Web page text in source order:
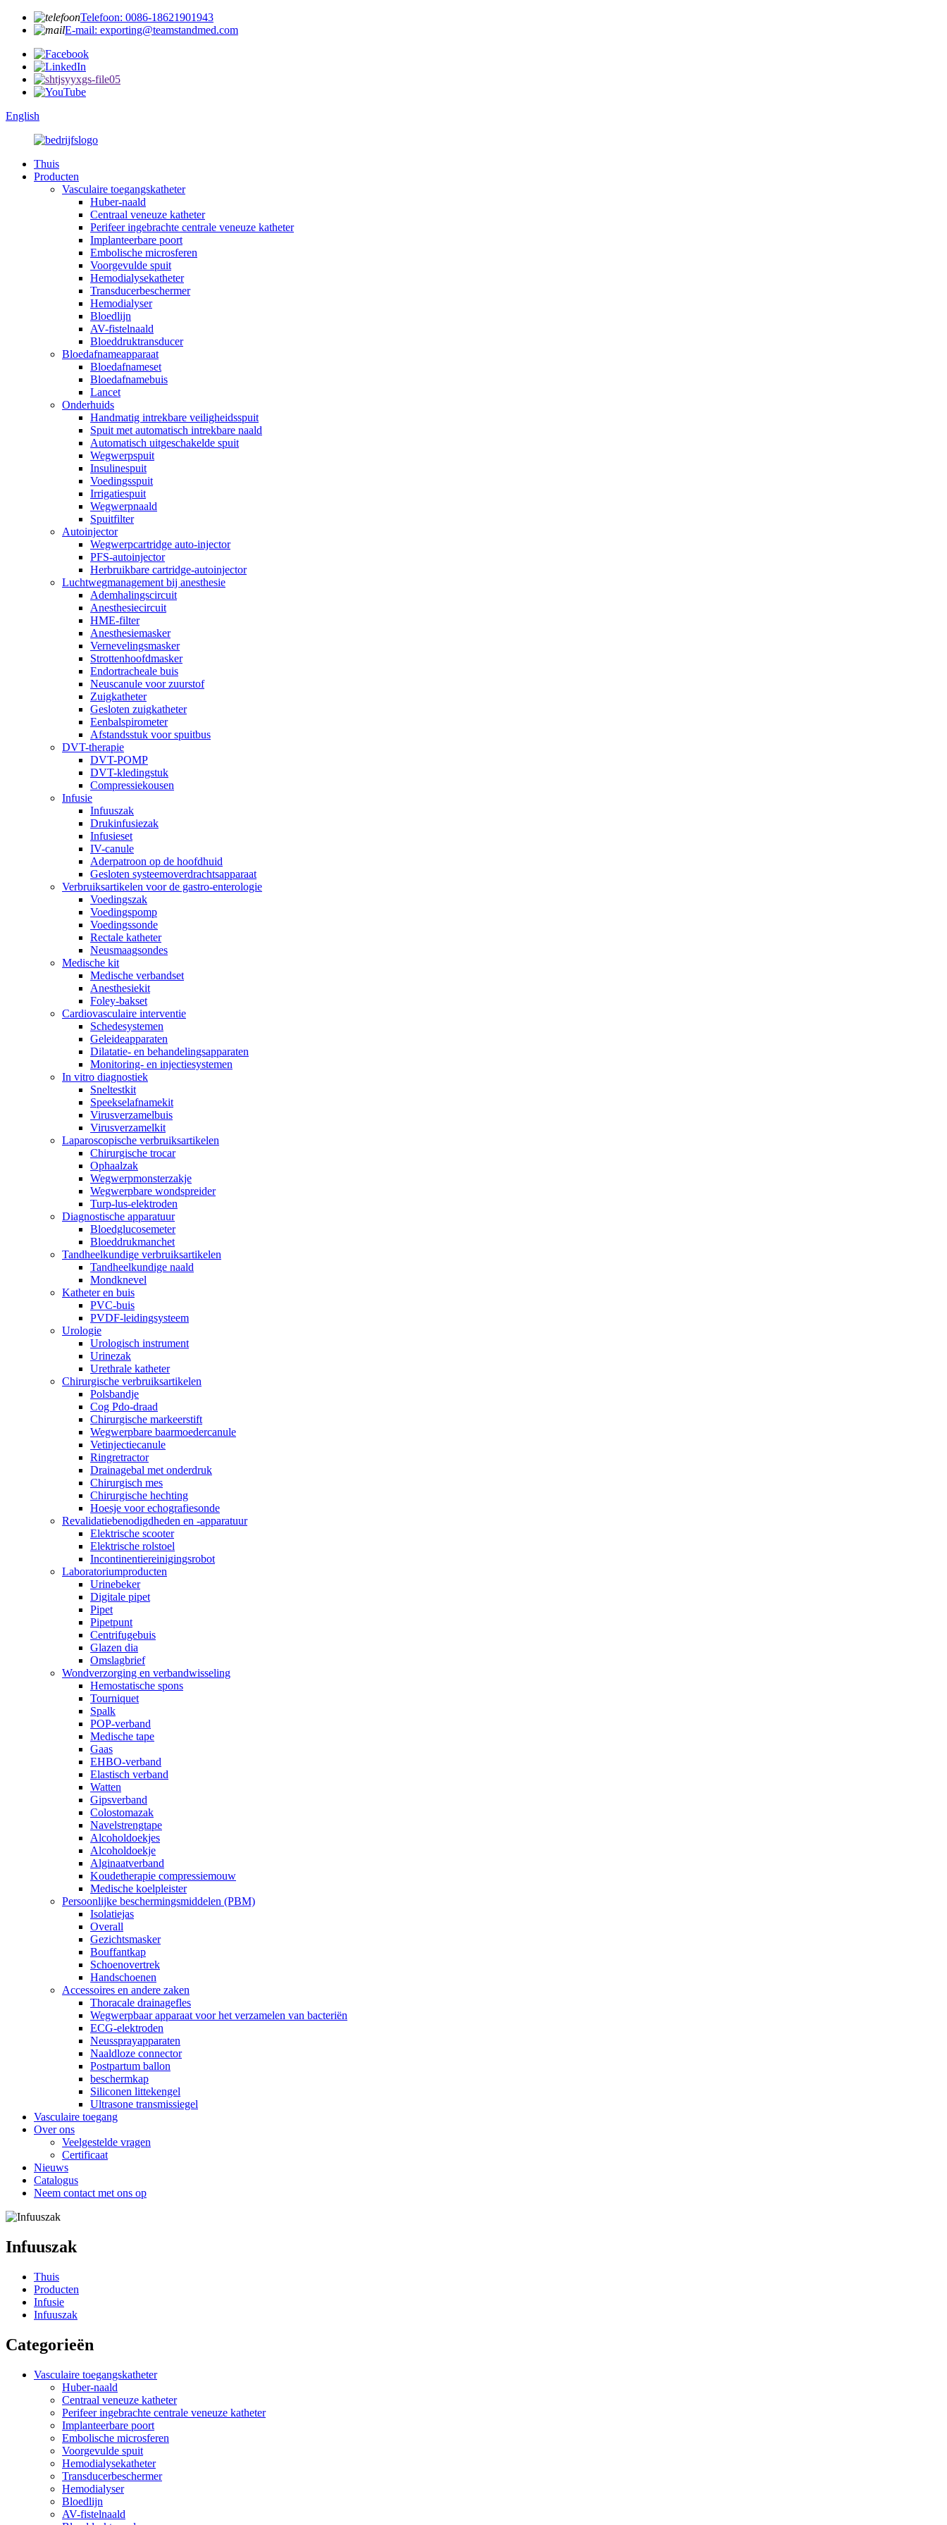
Telefoon: 0086-18621901943
E-mail: exporting@teamstandmed.com
English
Thuis
Producten
Vasculaire toegangskatheter
Huber-naald
Centraal veneuze katheter
Perifeer ingebrachte centrale veneuze katheter
Implanteerbare poort
Embolische microsferen
Voorgevulde spuit
Hemodialysekatheter
Transducerbeschermer
Hemodialyser
Bloedlijn
AV-fistelnaald
Bloeddruktransducer
Bloedafnameapparaat
Bloedafnameset
Bloedafnamebuis
Lancet
Onderhuids
Handmatig intrekbare veiligheidsspuit
Spuit met automatisch intrekbare naald
Automatisch uitgeschakelde spuit
Wegwerpspuit
Insulinespuit
Voedingsspuit
Irrigatiespuit
Wegwerpnaald
Spuitfilter
Autoinjector
Wegwerpcartridge auto-injector
PFS-autoinjector
Herbruikbare cartridge-autoinjector
Luchtwegmanagement bij anesthesie
Ademhalingscircuit
Anesthesiecircuit
HME-filter
Anesthesiemasker
Vernevelingsmasker
Strottenhoofdmasker
Endortracheale buis
Neuscanule voor zuurstof
Zuigkatheter
Gesloten zuigkatheter
Eenbalspirometer
Afstandsstuk voor spuitbus
DVT-therapie
DVT-POMP
DVT-kledingstuk
Compressiekousen
Infusie
Infuuszak
Drukinfusiezak
Infusieset
IV-canule
Aderpatroon op de hoofdhuid
Gesloten systeemoverdrachtsapparaat
Verbruiksartikelen voor de gastro-enterologie
Voedingszak
Voedingspomp
Voedingssonde
Rectale katheter
Neusmaagsondes
Medische kit
Medische verbandset
Anesthesiekit
Foley-bakset
Cardiovasculaire interventie
Schedesystemen
Geleideapparaten
Dilatatie- en behandelingsapparaten
Monitoring- en injectiesystemen
In vitro diagnostiek
Sneltestkit
Speekselafnamekit
Virusverzamelbuis
Virusverzamelkit
Laparoscopische verbruiksartikelen
Chirurgische trocar
Ophaalzak
Wegwerpmonsterzakje
Wegwerpbare wondspreider
Turp-lus-elektroden
Diagnostische apparatuur
Bloedglucosemeter
Bloeddrukmanchet
Tandheelkundige verbruiksartikelen
Tandheelkundige naald
Mondknevel
Katheter en buis
PVC-buis
PVDF-leidingsysteem
Urologie
Urologisch instrument
Urinezak
Urethrale katheter
Chirurgische verbruiksartikelen
Polsbandje
Cog Pdo-draad
Chirurgische markeerstift
Wegwerpbare baarmoedercanule
Vetinjectiecanule
Ringretractor
Drainagebal met onderdruk
Chirurgisch mes
Chirurgische hechting
Hoesje voor echografiesonde
Revalidatiebenodigdheden en -apparatuur
Elektrische scooter
Elektrische rolstoel
Incontinentiereinigingsrobot
Laboratoriumproducten
Urinebeker
Digitale pipet
Pipet
Pipetpunt
Centrifugebuis
Glazen dia
Omslagbrief
Wondverzorging en verbandwisseling
Hemostatische spons
Tourniquet
Spalk
POP-verband
Medische tape
Gaas
EHBO-verband
Elastisch verband
Watten
Gipsverband
Colostomazak
Navelstrengtape
Alcoholdoekjes
Alcoholdoekje
Alginaatverband
Koudetherapie compressiemouw
Medische koelpleister
Persoonlijke beschermingsmiddelen (PBM)
Isolatiejas
Overall
Gezichtsmasker
Bouffantkap
Schoenovertrek
Handschoenen
Accessoires en andere zaken
Thoracale drainagefles
Wegwerpbaar apparaat voor het verzamelen van bacteriën
ECG-elektroden
Neussprayapparaten
Naaldloze connector
Postpartum ballon
beschermkap
Siliconen littekengel
Ultrasone transmissiegel
Vasculaire toegang
Over ons
Veelgestelde vragen
Certificaat
Nieuws
Catalogus
Neem contact met ons op
Infuuszak
Thuis
Producten
Infusie
Infuuszak
Categorieën
Vasculaire toegangskatheter
Huber-naald
Centraal veneuze katheter
Perifeer ingebrachte centrale veneuze katheter
Implanteerbare poort
Embolische microsferen
Voorgevulde spuit
Hemodialysekatheter
Transducerbeschermer
Hemodialyser
Bloedlijn
AV-fistelnaald